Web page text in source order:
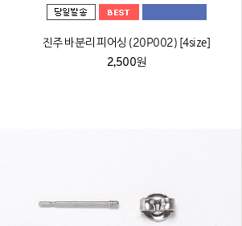
진주 바분리 피어싱 (20P002) [4size]
2,500원